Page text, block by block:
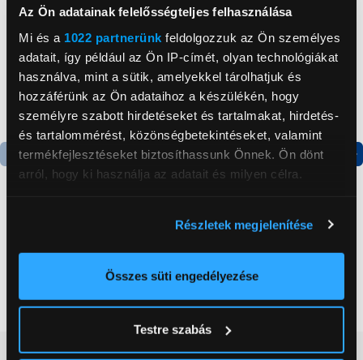
Az Ön adatainak felelősségteljes felhasználása
Mi és a 1022 partnerünk feldolgozzuk az Ön személyes
adatait, így például az Ön IP-címét, olyan technológiákat
használva, mint a sütik, amelyekkel tárolhatjuk és
hozzáférünk az Ön adataihoz a készülékén, hogy
személyre szabott hirdetéseket és tartalmakat, hirdetés-
és tartalommérést, közönségbetekintéseket, valamint
termékfejlesztéseket biztosíthassunk Önnek. Ön dönt
arról, hogy ki használja az adatait és milyen célra.
elhelyezkedéséről pár méteres pontossággal
Az Ön készülékén beazonosítása annak konkrét
módjairól és adja meg preferenciáit aRészletek
pontban. Bármikor módosíthatja vagy visszavonhatja a
Részletek megjelenítése
Összes süti engedélyezése
Testre szabás
Termék adatlap Termék adatlap
Gorenje RK14DPS4
124 999 Ft
Vásárlói vélemények(0)